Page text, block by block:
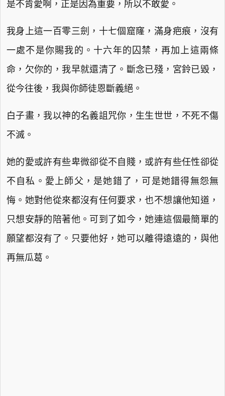
是不肯愛啊，正是因為重要，所以不敢愛。
我身上這一百零三劍，十七個窟窿，滿身疤痕，沒有
一處不是你賜我的。十六年的囚禁，再加上這兩條
命，欠你的，我早就還清了。斷念已殘，宮鈴已毀，
從今往後，我與你師徒恩斷義絕。
白子畫，我以神的名義詛咒你，生生世世，不死不傷
不滅。
她的愛或許有些卑微卻從不自賤，或許有些任性卻從
不自私。愛上師父，是她錯了，可是她錯得無怨無
悔。她對他從來都沒有任何要求，也不想讓他知道，
只想安靜的陪著他。可到了如今，她連這個最簡單的
願望都沒有了。只要他好，她可以離得遠遠的，與他
再無瓜葛。